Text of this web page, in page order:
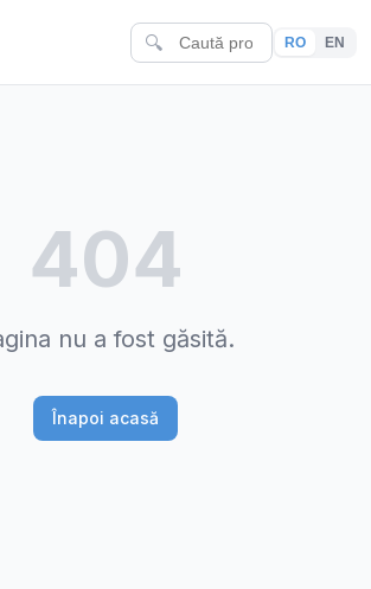
🔍 RO EN
404
nu a fost găsită.
Înapoi acasă